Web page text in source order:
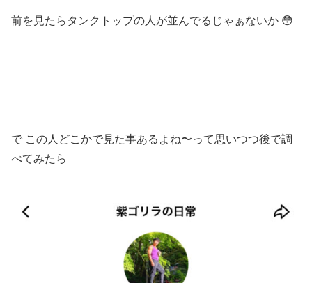
前を見たらタンクトップの人が並んでるじゃぁないか 😳
で この人どこかで見た事あるよね〜って思いつつ後で調
べてみたら